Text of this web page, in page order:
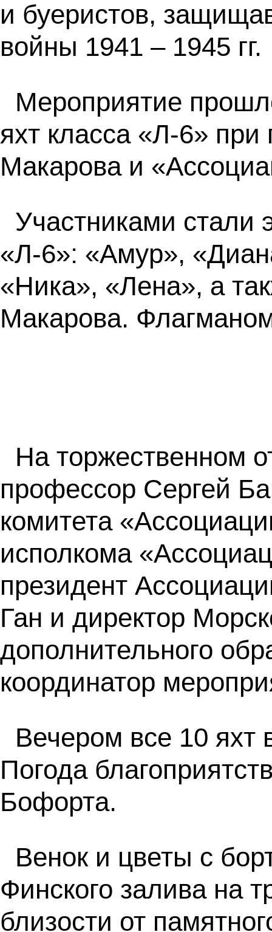
и буеристов,
войны 1941 – 1945 гг.
Мероприятие
яхт класса «Л-6»
Макарова и
Участниками стали
«Л-6»: «Амур»,
«Ника», «Лена», а
Макарова.
На торжественном
профессор Сергей
комитета
исполкома
президент
Ган и директор
дополнительного
координатор
Вечером все 10 яхт
Погода
Бофорта.
Венок и цветы с
Финского залива на
близости от